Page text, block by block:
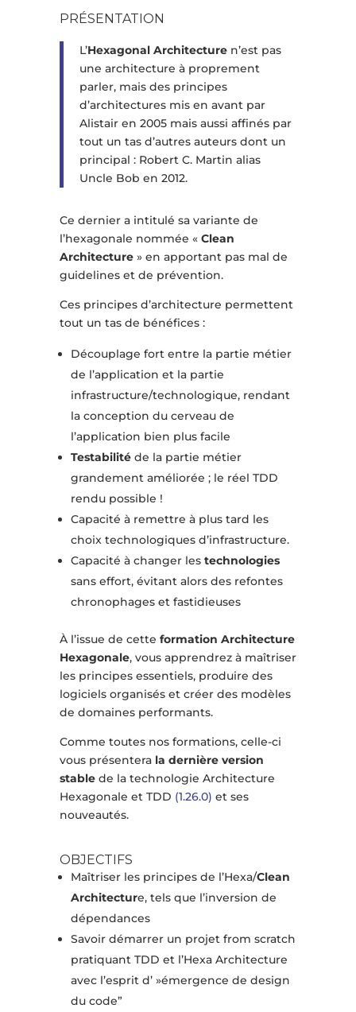
PRÉSENTATION
L’Hexagonal Architecturen’est pas
une architecture à proprement
parler, mais des principes
d’architectures mis en avant par
Alistair en 2005 mais aussi affinés par
tout un tas d’autres auteurs dont un
principal : Robert C. Martin alias
Uncle Bob en 2012.
Ce dernier a intitulé sa variante de
l’hexagonale nommée « Clean
Architecture» en apportant pas mal de
guidelines et de prévention.
Ces principes d’architecture permettent
tout un tas de bénéfices :
Découplage fort entre la partie métier
de l’application et la partie
infrastructure/technologique, rendant
la conception du cerveau de
l’application bien plus facile
Testabilitéde la partie métier
grandement améliorée ; le réel TDD
rendu possible !
Capacité à remettre à plus tard les
choix technologiques d’infrastructure.
Capacité à changer les technologies
sans effort, évitant alors des refontes
chronophages et fastidieuses
À l’issue de cette formation Architecture
Hexagonale, vous apprendrez à maîtriser
les principes essentiels, produire des
logiciels organisés et créer des modèles
de domaines performants.
Comme toutes nos formations, celle-ci
vous présentera la dernière version
stablede la technologie Architecture
Hexagonale et TDD (1.26.0) et ses
nouveautés.
OBJECTIFS
Maîtriser les principes de l’Hexa/Clean
Architecture, tels que l’inversion de
dépendances
Savoir démarrer un projet from scratch
pratiquant TDD et l’Hexa Architecture
avec l’esprit d’ »émergence de design
du code”